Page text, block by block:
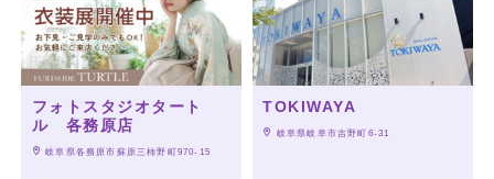
フォトスタジオタート
ル 各務原店
岐阜県各務原市蘇原三柿野町970-15
TOKIWAYA
岐阜県岐阜市吉野町6-31